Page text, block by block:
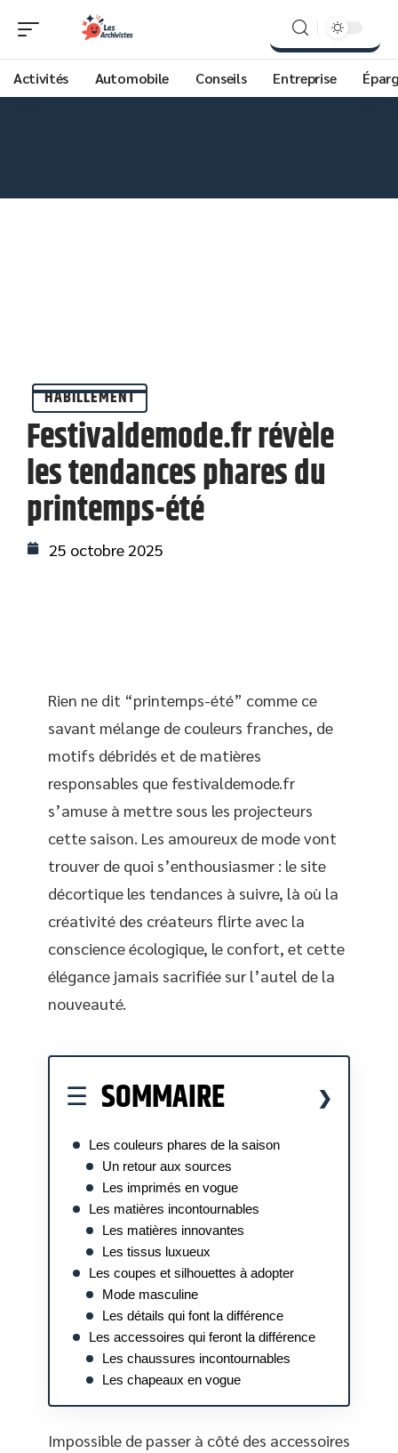
Activités Automobile Conseils Entreprise
HABILLEMENT
Festivaldemode.fr révèle
les tendances phares du
printemps-été
25 octobre 2025
Rien ne dit “printemps-été” comme ce
savant mélange de couleurs franches, de
motifs débridés et de matières
responsables que festivaldemode.fr
s’amuse à mettre sous les projecteurs
cette saison. Les amoureux de mode vont
trouver de quoi s’enthousiasmer : le site
décortique les tendances à suivre, là où la
créativité des créateurs flirte avec la
conscience écologique, le confort, et cette
élégance jamais sacrifiée sur l’autel de la
nouveauté.
SOMMAIRE
Les couleurs phares de la saison
Un retour aux sources
Les imprimés en vogue
Les matières incontournables
Les matières innovantes
Les tissus luxueux
Les coupes et silhouettes à adopter
Mode masculine
Les détails qui font la différence
Les accessoires qui feront la différence
Les chaussures incontournables
Les chapeaux en vogue
Impossible de passer à côté des accessoires